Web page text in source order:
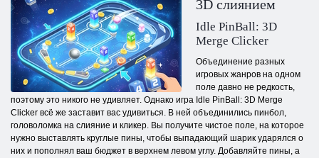
3D слиянием
Idle PinBall: 3D
Merge Clicker
Объединение разных
игровых жанров на одном
поле давно не редкость,
поэтому это никого не удивляет. Однако игра Idle PinBall: 3D Merge
Clicker всё же заставит вас удивиться. В ней объединились пинбол,
головоломка на слияние и кликер. Вы получите чистое поле, на которое
нужно выставлять круглые пины, чтобы выпадающий шарик ударялся о
них и пополнял ваш бюджет в верхнем левом углу. Добавляйте пины, а